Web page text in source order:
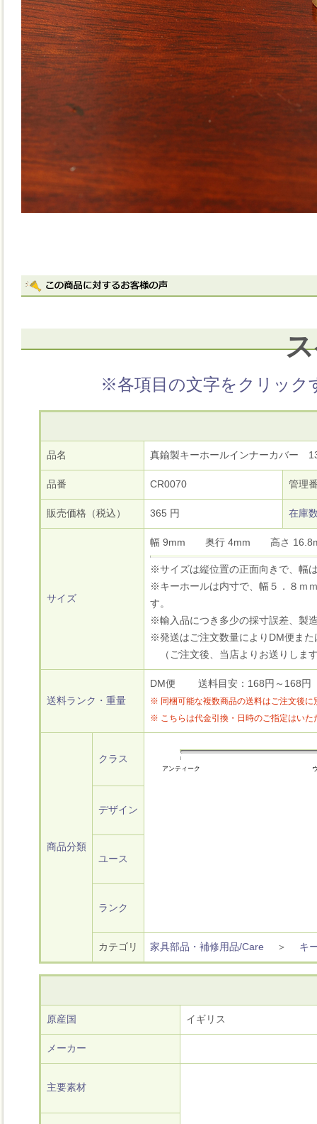
※各項目の文字をクリック
品名 真鍮製キーホールインナーカバー
品番 CR0070 管理
販売価格（税込） 365 円 在庫
サイズ
幅 9mm 奥行 4mm 高さ
※サイズは縦位置の正面向きで、幅
※キーホールは内寸で、幅５．８ｍ
す。
※輸入品につき多少の採寸誤差、製
※発送はご注文数量によりDM便ま
（ご注文後、当店よりお送りしま
送料ランク・重量
DM便 送料目安：168円～168
※ 同梱可能な複数商品の送料はご注文後に
※ こちらは代金引換・日時のご指定はいた
商品分類
クラス
アンティーク
デザイン
ユース
ランク
カテゴリ 家具部品・補修用品/Care ＞ キ
原産国 イギリス
メーカー
主要素材